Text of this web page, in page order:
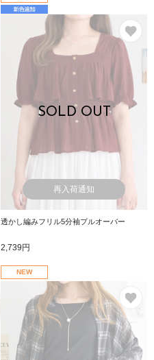
SOLD OUT
再入荷通知
透かし編みフリル5分袖プルオーバー
2,739円
NEW